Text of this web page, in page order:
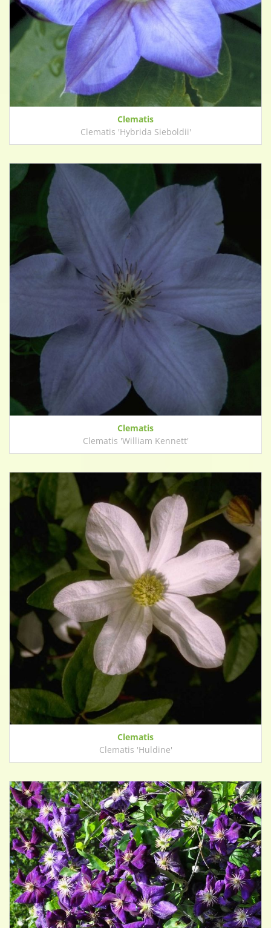
Clematis
Clematis 'Hybrida Sieboldii'
Clematis
Clematis 'William Kennett'
Clematis
Clematis 'Huldine'